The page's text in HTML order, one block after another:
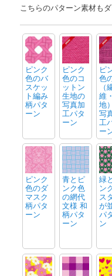
こちらのパターン素材も
ピンク
色のバ
スケッ
ト編み
柄パタ
ーン
ピンク
色のコ
ットン
生地の
写真加
工パタ
ーン
ピ
色
（
維
地
写
工
ー
ピンク
色のダ
マスク
柄パタ
ーン
青とピ
ンク色
の網代
文様 和
柄パタ
ーン
緑
ン
ス
が
パ
ン